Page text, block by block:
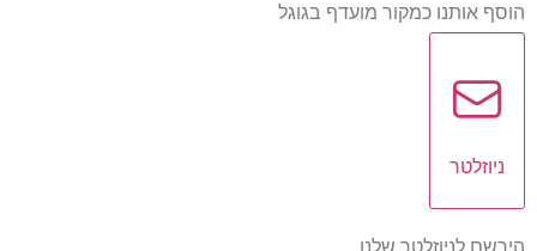
הוסף אותנו כמקור מועדף בגוגל
ניוזלטר
הירשם לניוזלטר שלנו